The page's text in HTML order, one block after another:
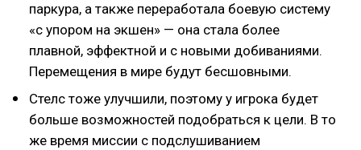
паркура, а также переработала боевую систему
«с упором на экшен» — она стала более
плавной, эффектной и с новыми добиваниями.
Перемещения в мире будут бесшовными.
Стелс тоже улучшили, поэтому у игрока будет
больше возможностей подобраться к цели. В то
же время миссии с подслушиванием